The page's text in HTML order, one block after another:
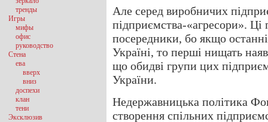
Але серед виробничих
підприємства-«агресори».
посередники, бо якщо
Україні, то перші нищать
що обидві групи цих
України.
Недержавницька політика
створення спільних
тренды
Игры
мифы
офис
руководство
Стена
ева
вверх
вниз
доспехи
клан
тени
Эксклюзив